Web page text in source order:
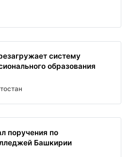
систему
образования
поручения по
Башкирии